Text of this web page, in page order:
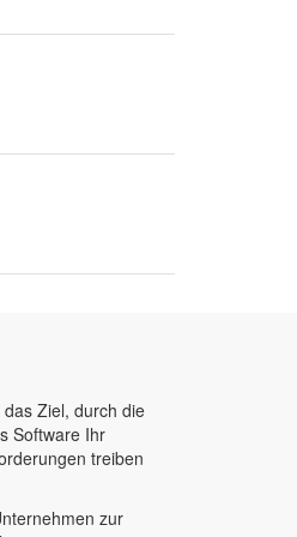
Ziel, durch die
Software Ihr
treiben
zur